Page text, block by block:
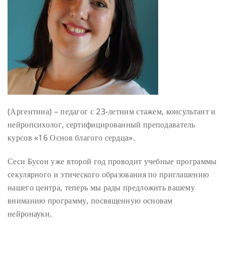
(Аргентина) – педагог с 23-летним стажем, консультант и
нейропсихолог, сертифицированный преподаватель
курсов «16 Основ благого сердца».
Сеси Бусон уже второй год проводит учебные программы
секулярного и этического образования по приглашению
нашего центра, теперь мы рады предложить вашему
вниманию программу, посвященную основам
нейронауки.